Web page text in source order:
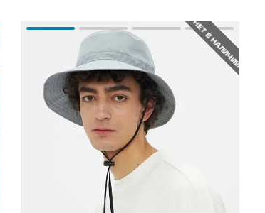
НЕТ В НАЛИЧИИ